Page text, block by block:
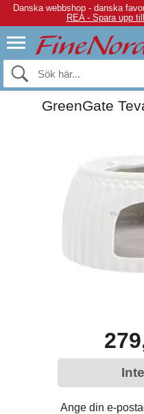
Danska webbshop - danska
REA - Spara upp
GreenGate
Ange din e-